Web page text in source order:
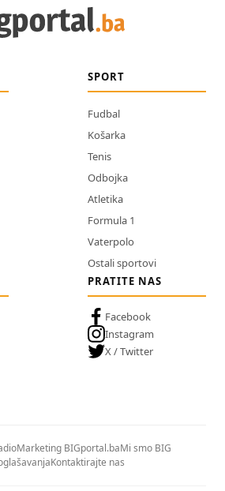
SPORT
Fudbal
Košarka
Tenis
Odbojka
Atletika
Formula 1
Vaterpolo
Ostali sportovi
PRATITE NAS
Facebook
Instagram
X / Twitter
Marketing BIGportal.baMi smo BIG
Kontaktirajte nas